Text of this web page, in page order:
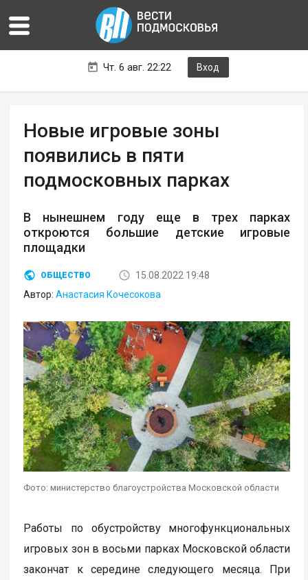
Чт. 6 авг. 22:22 Вход
Новые игровые зоны
появились в пяти
подмосковных парках
В нынешнем году еще в трех парках
откроются большие детские игровые
площадки
ОБЩЕСТВО
15.08.2022 19:48
Автор:Анастасия Кочесокова
Фото: министерство благоустройства Московской области
Работы по обустройству многофункциональных
игровых зон в восьми парках Московской области
закончат к середине следующего месяца. При